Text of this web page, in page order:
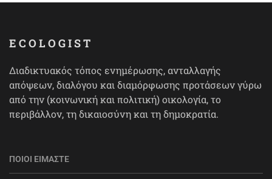
ECOLOGIST
Διαδικτυακός τόπος ενημέρωσης, ανταλλαγής
απόψεων, διαλόγου και διαμόρφωσης προτάσεων γύρω
από την (κοινωνική και πολιτική) οικολογία, το
περιβάλλον, τη δικαιοσύνη και τη δημοκρατία.
ΠΟΙΟΙ ΕΊΜΑΣΤΕ